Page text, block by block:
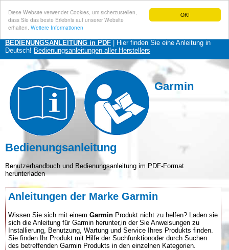
OK!
Diese Website verwendet Cookies, um sicherzustellen,
dass Sie das beste Erlebnis auf unserer Website
erhalten. Weitere Informationen
BEDIENUNGSANLEITUNG in PDF | Hier finden Sie eine Anleitung in
Deutsch! Bedienungsanleitungen aller Herstellers
Garmin
Bedienungsanleitung
Benutzerhandbuch und Bedienungsanleitung im PDF-Format
herunterladen
Anleitungen der Marke Garmin
Wissen Sie sich mit einem Garmin Produkt nicht zu helfen? Laden sie
sich die Anleitung für Garmin herunter,in der Sie Anweisungen zu
Installierung, Benutzung, Wartung und Service Ihres Produkts finden.
Sie finden Ihr Produkt mit Hilfe der Suchfunktionoder durch Suchen
des betreffenden Garmin Produkts in den einzelnen Kategorien.